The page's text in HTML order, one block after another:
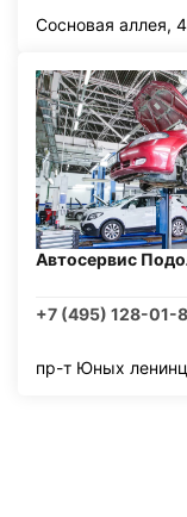
Сосновая аллея,
Автосервис
+7 (495) 128-01-
пр-т Юных